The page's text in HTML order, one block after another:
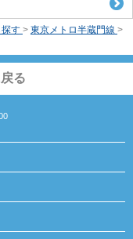
す > 東京メトロ半蔵門線 >
る